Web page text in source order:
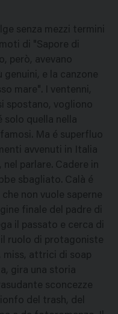
senza mezzi termini
di "Sapore di
però, avevano
e la canzone
mare". I ventenni,
spostano, vogliono
solo quella nella
Ma é superfluo
avvenuti in Italia
parlare. Cadere in
sbagliato. Calà é
non vuole saperne
finale del padre di
il passato e cerca di
ruolo di protagoniste
miss, attrici di soap
gira una storia
sconcezze
del trash, del